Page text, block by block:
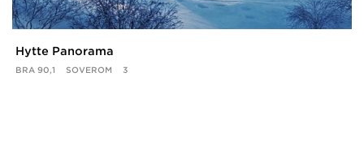
Hytte Panorama
BRA 90,1 SOVEROM 3